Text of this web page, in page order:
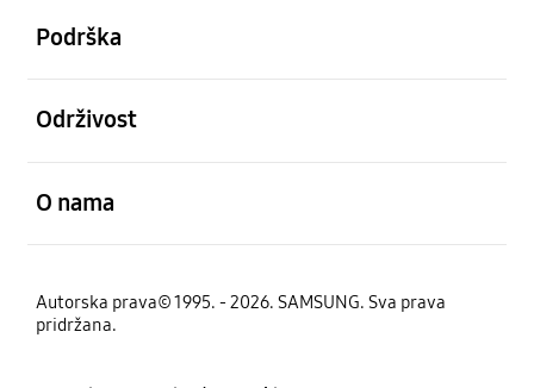
Podrška
Održivost
O nama
Autorska prava© 1995. - 2026. SAMSUNG. Sva prava
pridržana.